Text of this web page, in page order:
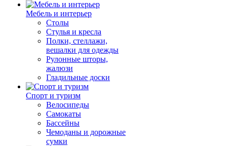
Мебель и интерьер
Столы
Стулья и кресла
Полки, стеллажи,
вешалки для одежды
Рулонные шторы,
жалюзи
Гладильные доски
Спорт и туризм
Велосипеды
Самокаты
Бассейны
Чемоданы и дорожные
сумки